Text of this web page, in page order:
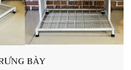
BÀY